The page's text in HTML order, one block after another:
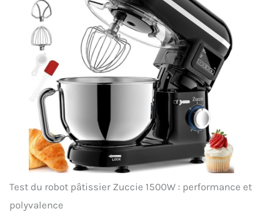
Test du robot pâtissier Zuccie 1500W : performance et
polyvalence